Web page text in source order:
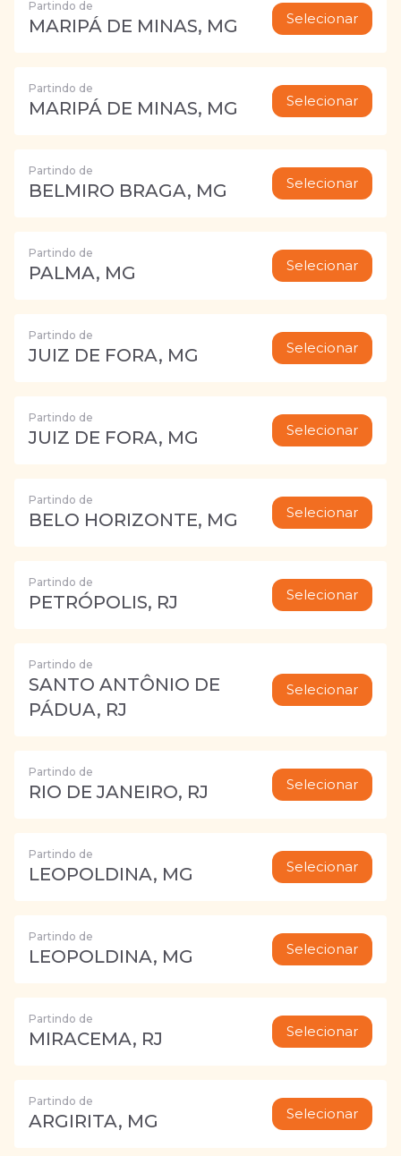
Partindo de
MARIPÁ DE MINAS, MG Selecionar
Partindo de
MARIPÁ DE MINAS, MG Selecionar
Partindo de
BELMIRO BRAGA, MG Selecionar
Partindo de
PALMA, MG Selecionar
Partindo de
JUIZ DE FORA, MG Selecionar
Partindo de
JUIZ DE FORA, MG Selecionar
Partindo de
BELO HORIZONTE, MG Selecionar
Partindo de
PETRÓPOLIS, RJ Selecionar
Partindo de
SANTO ANTÔNIO DE
PÁDUA, RJ
Selecionar
Partindo de
RIO DE JANEIRO, RJ Selecionar
Partindo de
LEOPOLDINA, MG Selecionar
Partindo de
LEOPOLDINA, MG Selecionar
Partindo de
MIRACEMA, RJ Selecionar
Partindo de
ARGIRITA, MG Selecionar